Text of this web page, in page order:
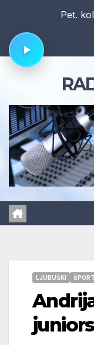
content
Pet.
LJUBUŠKI ŠPORT